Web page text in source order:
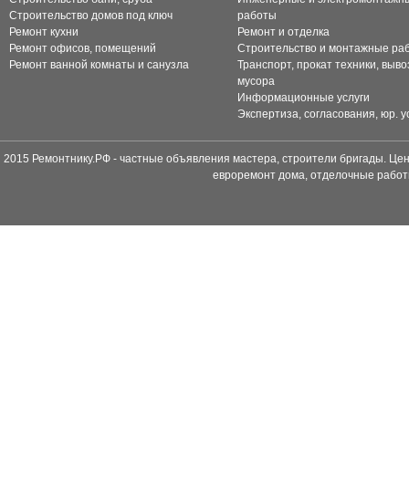
Строительство домов под ключ
Ремонт кухни
Ремонт офисов, помещений
Ремонт ванной комнаты и санузла
работы
Ремонт и отделка
Строительство и монтажные
Транспорт, прокат техники,
мусора
Информационные услуги
Экспертиза, согласования, юр.
2015 Ремонтнику.РФ - частные объявления мастера, строители бригады.
евроремонт дома, отделочные